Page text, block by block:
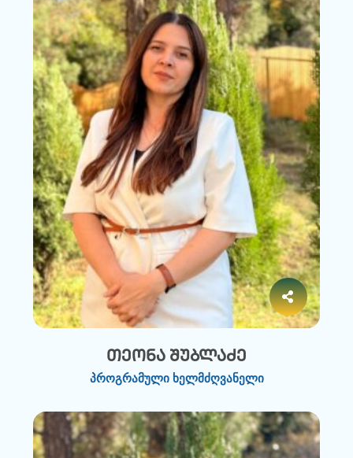
თეონა შუბლაძე
პროგრამული ხელმძღვანელი